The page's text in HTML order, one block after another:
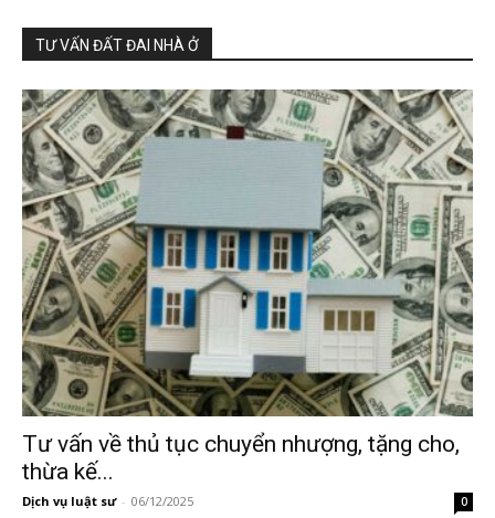
TƯ VẤN ĐẤT ĐAI NHÀ Ở
Tư vấn về thủ tục chuyển nhượng, tặng cho,
thừa kế...
Dịch vụ luật sư - 06/12/2025 0